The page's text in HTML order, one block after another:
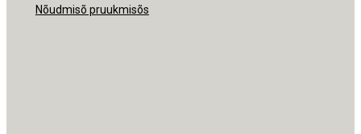
Nõudmisõ pruukmisõs